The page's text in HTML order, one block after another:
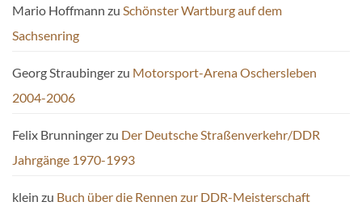
Mario Hoffmann zu Schönster Wartburg auf dem
Sachsenring
Georg Straubingerzu Motorsport-Arena Oschersleben
2004-2006
Felix Brunningerzu Der Deutsche Straßenverkehr/DDR
Jahrgänge 1970-1993
klein zu Buch über die Rennen zur DDR-Meisterschaft